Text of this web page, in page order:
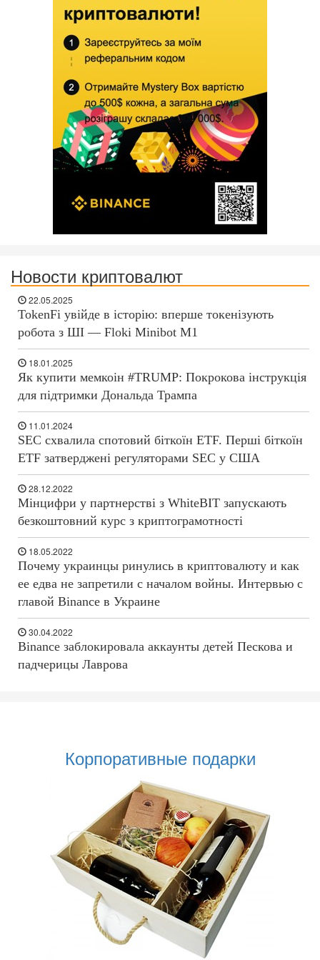
Новости криптовалют
22.05.2025
TokenFi увійде в історію: вперше токенізують
робота з ШІ — Floki Minibot M1
18.01.2025
Як купити мемкоін #TRUMP: Покрокова інструкція
для підтримки Дональда Трампа
11.01.2024
SEC схвалила спотовий біткоїн ETF. Перші біткоїн
ETF затверджені регуляторами SEC у США
28.12.2022
Мінцифри у партнерстві з WhiteBIT запускають
безкоштовний курс з криптограмотності
18.05.2022
Почему украинцы ринулись в криптовалюту и как
ее едва не запретили с началом войны. Интервью с
главой Binance в Украине
30.04.2022
Binance заблокировала аккаунты детей Пескова и
падчерицы Лаврова
Корпоративные подарки